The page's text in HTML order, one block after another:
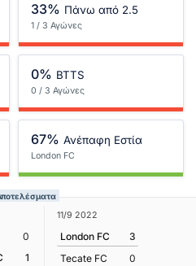
33% Πάνω από 2.5
1 / 3 Αγώνες
0% BTTS
0 / 3 Αγώνες
67% Ανέπαφη Εστία
London FC
0
1
11/9 2022
London FC
3
Tecate FC
0